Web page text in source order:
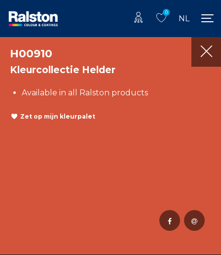
0
NL
H00910
Kleurcollectie Helder
Available in all Ralston products
Zet op mijn kleurpalet